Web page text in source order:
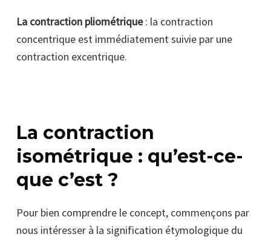
La contraction pliométrique: la contraction
concentrique est immédiatement suivie par une
contraction excentrique.
La contraction
isométrique : qu’est-ce-
que c’est ?
Pour bien comprendre le concept, commençons par
nous intéresser à la signification étymologique du